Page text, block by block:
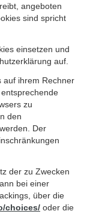
angeboten
sind spricht
einsetzen und
auf.
auf ihrem Rechner
zu
den
Der
der zu Zwecken
bei einer
über die
choices/ oder die